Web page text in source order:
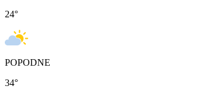
24°
POPODNE
34°